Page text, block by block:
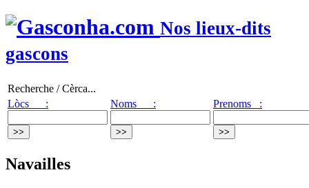
Nos lieux-dits
gascons
Recherche / Cèrca...
Lòcs :
Noms : Prenoms :
Navailles